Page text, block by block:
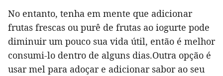
No entanto, tenha em mente que adicionar
frutas frescas ou purê de frutas ao iogurte pode
diminuir um pouco sua vida útil, então é melhor
consumi-lo dentro de alguns dias.Outra opção é
usar mel para adoçar e adicionar sabor ao seu